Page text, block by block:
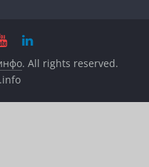
. All rights reserved.